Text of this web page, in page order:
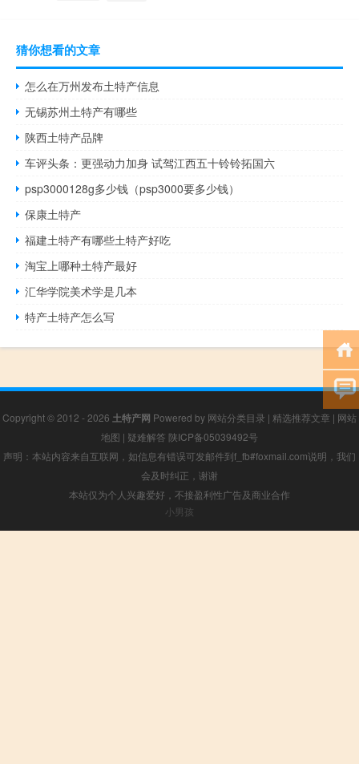
猜你想看的文章
怎么在万州发布土特产信息
无锡苏州土特产有哪些
陕西土特产品牌
车评头条：更强动力加身 试驾江西五十铃铃拓国六
psp3000128g多少钱（psp3000要多少钱）
保康土特产
福建土特产有哪些土特产好吃
淘宝上哪种土特产最好
汇华学院美术学是几本
特产土特产怎么写
Copyright © 2012 - 2026 土特产网 Powered by 网站分类目录 | 精选推荐文章 | 网站
地图 | 疑难解答 陕ICP备05039492号
声明：本站内容来自互联网，如信息有错误可发邮件到f_fb#foxmail.com说明，我们
会及时纠正，谢谢
本站仅为个人兴趣爱好，不接盈利性广告及商业合作
小男孩